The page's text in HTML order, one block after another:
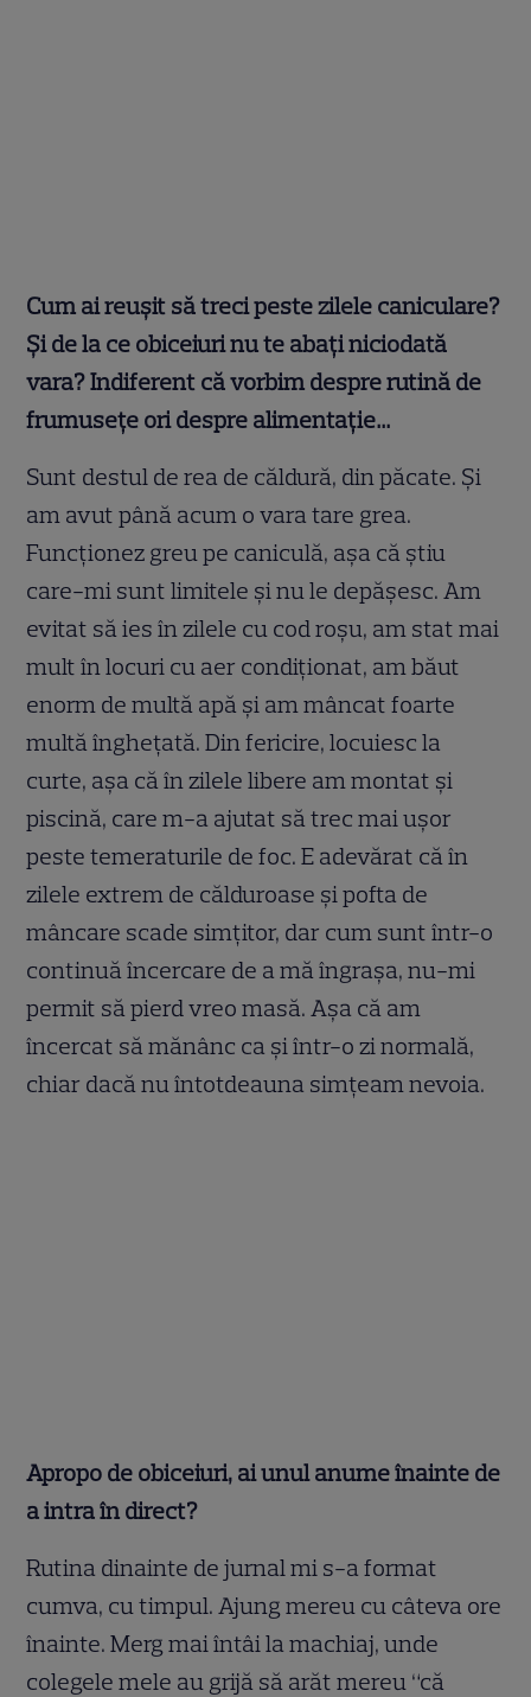
Cum ai reușit să treci peste zilele caniculare?
Și de la ce obiceiuri nu te abați niciodată
vara? Indiferent că vorbim despre rutină de
frumusețe ori despre alimentație…
Sunt destul de rea de căldură, din păcate. Și
am avut până acum o vara tare grea.
Funcționez greu pe caniculă, așa că știu
care-mi sunt limitele și nu le depășesc. Am
evitat să ies în zilele cu cod roșu, am stat mai
mult în locuri cu aer condiționat, am băut
enorm de multă apă și am mâncat foarte
multă înghețată. Din fericire, locuiesc la
curte, așa că în zilele libere am montat și
piscină, care m-a ajutat să trec mai ușor
peste temeraturile de foc. E adevărat că în
zilele extrem de călduroase și pofta de
mâncare scade simțitor, dar cum sunt într-o
continuă încercare de a mă îngrașa, nu-mi
permit să pierd vreo masă. Așa că am
încercat să mănânc ca și într-o zi normală,
chiar dacă nu întotdeauna simțeam nevoia.
Apropo de obiceiuri, ai unul anume înainte de
a intra în direct?
Rutina dinainte de jurnal mi s-a format
cumva, cu timpul. Ajung mereu cu câteva ore
înainte. Merg mai întâi la machiaj, unde
colegele mele au grijă să arăt mereu “că